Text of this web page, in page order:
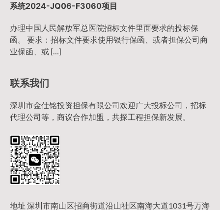
系统2024-JQ06-F3060项目
办理中国人民解放军总医院招标文件里面要求的投标保
函。 要求：招标文件要求使用银行保函、或者担保公司商
业保函、或 […]
联系我们
深圳市金仕铭投资担保有限公司欢迎广大投标公司，招标
代理公司等，商议合作加盟，共探工程担保新发展。
地址 深圳市南山区招商街道沿山社区南海大道1031号万海